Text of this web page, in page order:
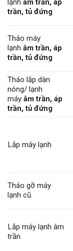
trần, tủ đứng
Tháo máy
lạnh âm trần, áp
trần, tủ đứng
Tháo lắp dàn
nóng/ lạnh
máy âm trần, áp
trần, tủ đứng
Lắp máy lạnh
Tháo gỡ máy
lạnh cũ
Lắp máy lạnh âm
trần